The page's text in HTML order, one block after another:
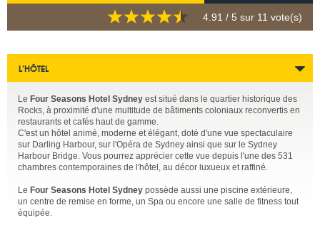
4.91 / 5 sur 11 vote(s)
L’HÔTEL
Le Four Seasons Hotel Sydney est situé dans le quartier historique des
Rocks, à proximité d'une multitude de bâtiments coloniaux reconvertis en
restaurants et cafés haut de gamme.
C'est un hôtel animé, moderne et élégant, doté d'une vue spectaculaire
sur Darling Harbour, sur l'Opéra de Sydney ainsi que sur le Sydney
Harbour Bridge. Vous pourrez apprécier cette vue depuis l'une des 531
chambres contemporaines de l'hôtel, au décor luxueux et raffiné.
Le Four Seasons Hotel Sydney possède aussi une piscine extérieure,
un centre de remise en forme, un Spa ou encore une salle de fitness tout
équipée.